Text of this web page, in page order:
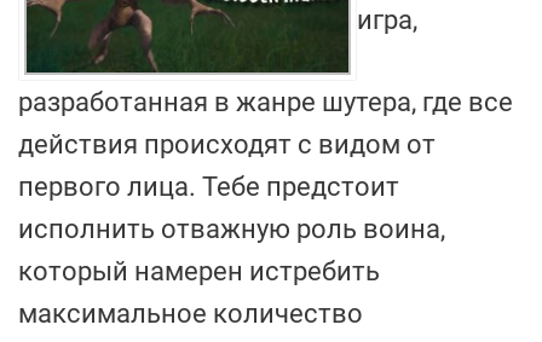
игра,
разработанная в жанре шутера, где все
действия происходят с видом от
первого лица. Тебе предстоит
исполнить отважную роль воина,
который намерен истребить
максимальное количество